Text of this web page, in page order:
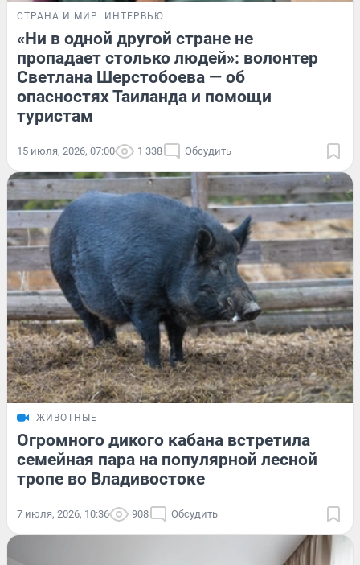
СТРАНА И МИР ИНТЕРВЬЮ
«Ни в одной другой стране не
пропадает столько людей»: волонтер
Светлана Шерстобоева — об
опасностях Таиланда и помощи
туристам
15 июля, 2026, 07:00 1 338 Обсудить
ЖИВОТНЫЕ
Огромного дикого кабана встретила
семейная пара на популярной лесной
тропе во Владивостоке
7 июля, 2026, 10:36 908 Обсудить